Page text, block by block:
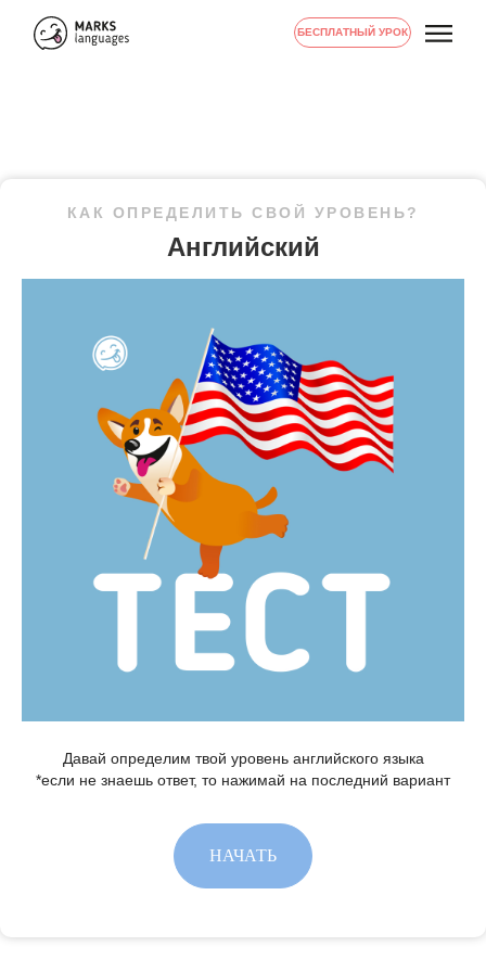
БЕСПЛАТНЫЙ УРОК
КАК ОПРЕДЕЛИТЬ СВОЙ УРОВЕНЬ?
Английский
Давай определим твой уровень английского языка
*если не знаешь ответ, то нажимай на последний вариант
НАЧАТЬ